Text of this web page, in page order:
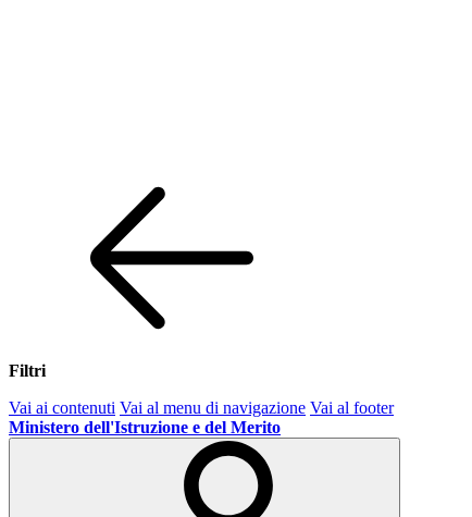
Filtri
Vai ai contenuti Vai al menu di navigazione Vai al footer
Ministero dell'Istruzione e del Merito